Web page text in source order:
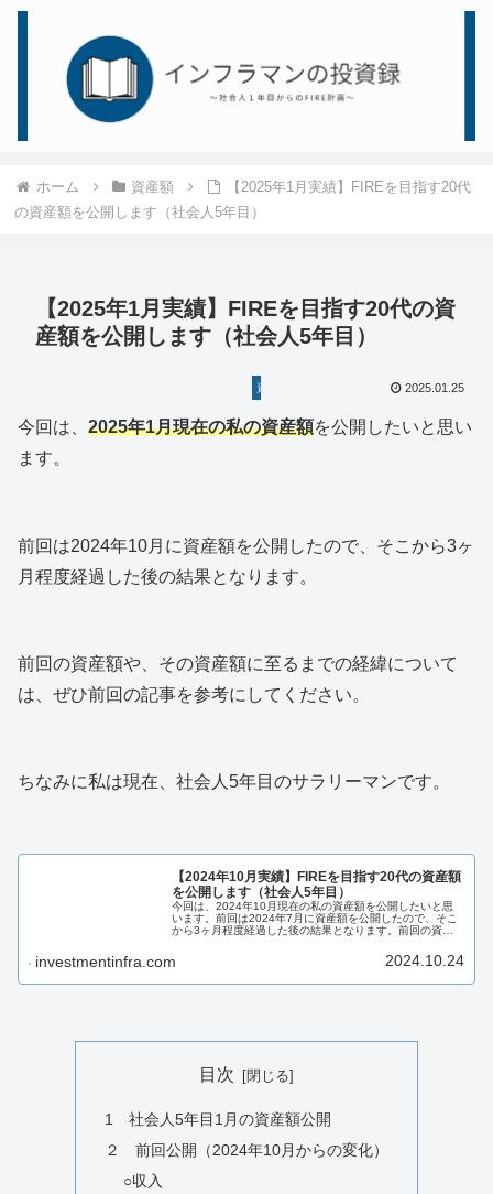
ホーム 資産額
【2025年1月実績】FIREを目指す20代
の資産額を公開します（社会人5年目）
【2025年1月実績】FIREを目指す20代の資
産額を公開します（社会人5年目）
資産額 2025.01.25
今回は、 2025年1月現在の私の資産額を公開したいと思い
ます。
前回は2024年10月に資産額を公開したので、そこから3ヶ
月程度経過した後の結果となります。
前回の資産額や、その資産額に至るまでの経緯について
は、ぜひ前回の記事を参考にしてください。
ちなみに私は現在、社会人5年目のサラリーマンです。
【2024年10月実績】FIREを目指す20代の資産額
を公開します（社会人5年目）
今回は、2024年10月現在の私の資産額を公開したいと思
います。前回は2024年7月に資産額を公開したので、そこ
から3ヶ月程度経過した後の結果となります。前回の資産
investmentinfra.com 2024.10.24
目次
1 社会人5年目1月の資産額公開
２ 前回公開（2024年10月からの変化）
○収入